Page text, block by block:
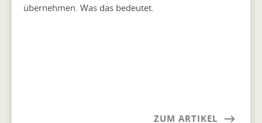
übernehmen. Was das bedeutet.
ZUM ARTIKEL